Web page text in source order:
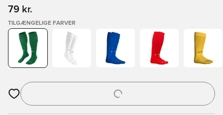
79 kr.
TILGÆNGELIGE FARVER
Åbner en Modal til at logge ind eller tilmelde dig som medlem